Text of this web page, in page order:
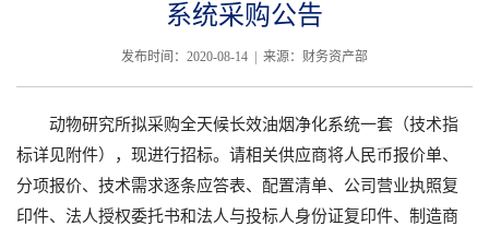
系统采购公告
发布时间：2020-08-14 | 来源：财务资产部
动物研究所拟采购全天候长效油烟净化系统一套（技术指
标详见附件），现进行招标。请相关供应商将人民币报价单、
分项报价、技术需求逐条应答表、配置清单、公司营业执照复
印件、法人授权委托书和法人与投标人身份证复印件、制造商